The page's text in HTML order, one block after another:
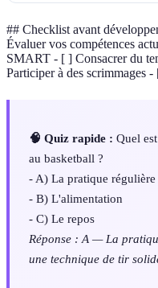
## Checklist avant
Évaluer vos compétences
SMART - [ ] Consacrer du
Participer à des scrimmages
🧠 Quiz rapide : Quel
au basketball ?
- A) La pratique régulière
- B) L'alimentation
- C) Le repos
Réponse : A — La
une technique de tir